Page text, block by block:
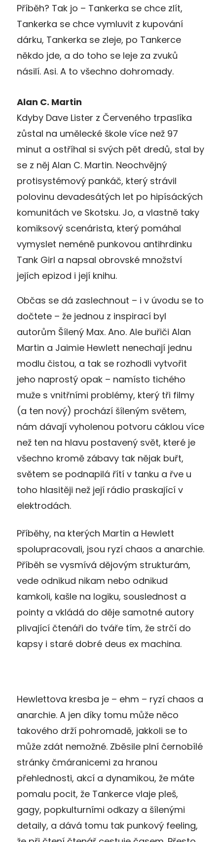
Příběh? Tak jo – Tankerka se chce zlít,
Tankerka se chce vymluvit z kupování
dárku, Tankerka se zleje, po Tankerce
někdo jde, a do toho se leje za zvuků
násilí. Asi. A to všechno dohromady.
Alan C. Martin
Kdyby Dave Lister z Červeného trpaslíka
zůstal na umělecké škole více než 97
minut a ostříhal si svých pět dredů, stal by
se z něj Alan C. Martin. Neochvějný
protisystémový pankáč, který strávil
polovinu devadesátých let po hipísáckých
komunitách ve Skotsku. Jo, a vlastně taky
komiksový scenárista, který pomáhal
vymyslet neméně punkovou antihrdinku
Tank Girl a napsal obrovské množství
jejích epizod i její knihu.
Občas se dá zaslechnout – i v úvodu se to
dočtete – že jednou z inspirací byl
autorům Šílený Max. Ano. Ale buřiči Alan
Martin a Jaimie Hewlett nenechají jednu
modlu čistou, a tak se rozhodli vytvořit
jeho naprostý opak – namísto tichého
muže s vnitřními problémy, který tři filmy
(a ten nový) prochází šíleným světem,
nám dávají vyholenou potvoru cáklou více
než ten na hlavu postavený svět, které je
všechno kromě zábavy tak nějak buřt,
světem se podnapilá řítí v tanku a řve u
toho hlasitěji než její rádio praskající v
elektrodách.
Příběhy, na kterých Martin a Hewlett
spolupracovali, jsou ryzí chaos a anarchie.
Příběh se vysmívá dějovým strukturám,
vede odnikud nikam nebo odnikud
kamkoli, kašle na logiku, souslednost a
pointy a vkládá do děje samotné autory
plivající čtenáři do tváře tím, že strčí do
kapsy i staré dobré deus ex machina.
Hewlettova kresba je – ehm – ryzí chaos a
anarchie. A jen díky tomu může něco
takového drží pohromadě, jakkoli se to
může zdát nemožné. Zběsile plní černobílé
stránky čmáranicemi za hranou
přehlednosti, akcí a dynamikou, že máte
pomalu pocit, že Tankerce vlaje pleš,
gagy, popkulturními odkazy a šílenými
detaily, a dává tomu tak punkový feeling,